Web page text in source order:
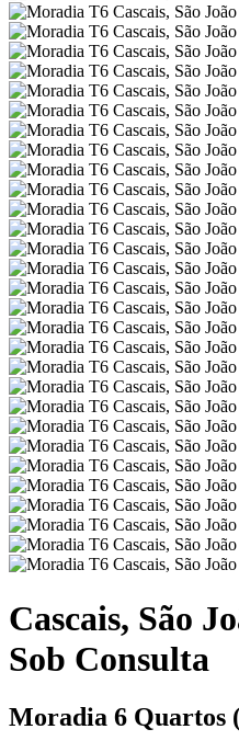
Cascais, São
Sob Consulta
Moradia 6 Quartos